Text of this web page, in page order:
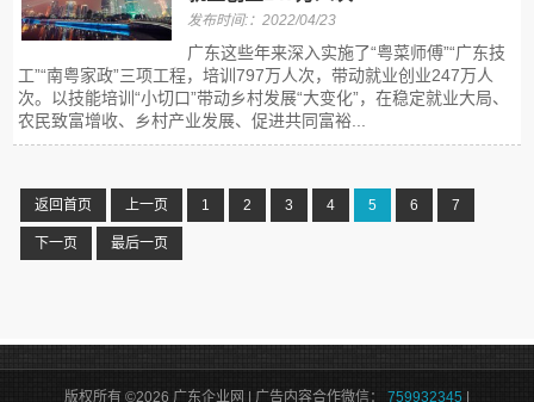
发布时间:：2022/04/23
广东这些年来深入实施了“粤菜师傅”“广东技
工”“南粤家政”三项工程，培训797万人次，带动就业创业247万人
次。以技能培训“小切口”带动乡村发展“大变化”，在稳定就业大局、
农民致富增收、乡村产业发展、促进共同富裕...
返回首页 上一页 1 2 3 4 5 6 7
下一页 最后一页
版权所有 ©2026 广东企业网 | 广告内容合作微信： 759932345